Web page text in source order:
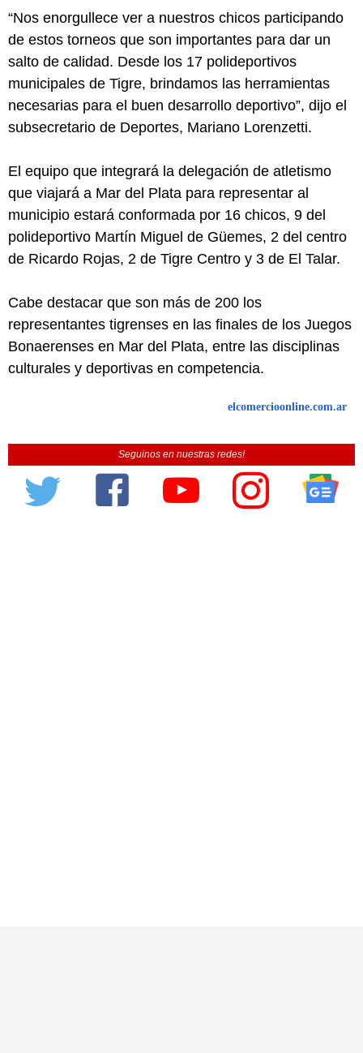
“Nos enorgullece ver a nuestros chicos participando
de estos torneos que son importantes para dar un
salto de calidad. Desde los 17 polideportivos
municipales de Tigre, brindamos las herramientas
necesarias para el buen desarrollo deportivo”, dijo el
subsecretario de Deportes, Mariano Lorenzetti.
El equipo que integrará la delegación de atletismo
que viajará a Mar del Plata para representar al
municipio estará conformada por 16 chicos, 9 del
polideportivo Martín Miguel de Güemes, 2 del centro
de Ricardo Rojas, 2 de Tigre Centro y 3 de El Talar.
Cabe destacar que son más de 200 los
representantes tigrenses en las finales de los Juegos
Bonaerenses en Mar del Plata, entre las disciplinas
culturales y deportivas en competencia.
elcomercioonline.com.ar
Seguinos en nuestras redes!